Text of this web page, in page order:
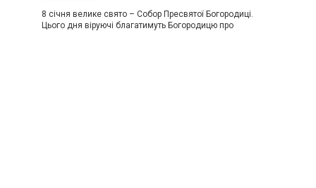
8 січня велике свято – Собор Пресвятої Богородиці.
Цього дня віруючі благатимуть Богородицю про